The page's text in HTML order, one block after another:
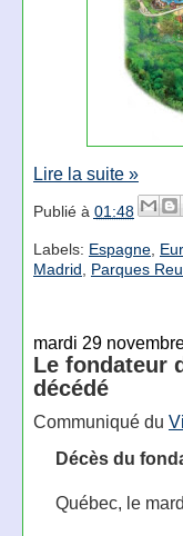
Lire la suite »
Publié à 01:48
Labels: Espagne,
Madrid, Parques
mardi 29
Le fondateur
décédé
Communiqué du
Décès du
Québec, le